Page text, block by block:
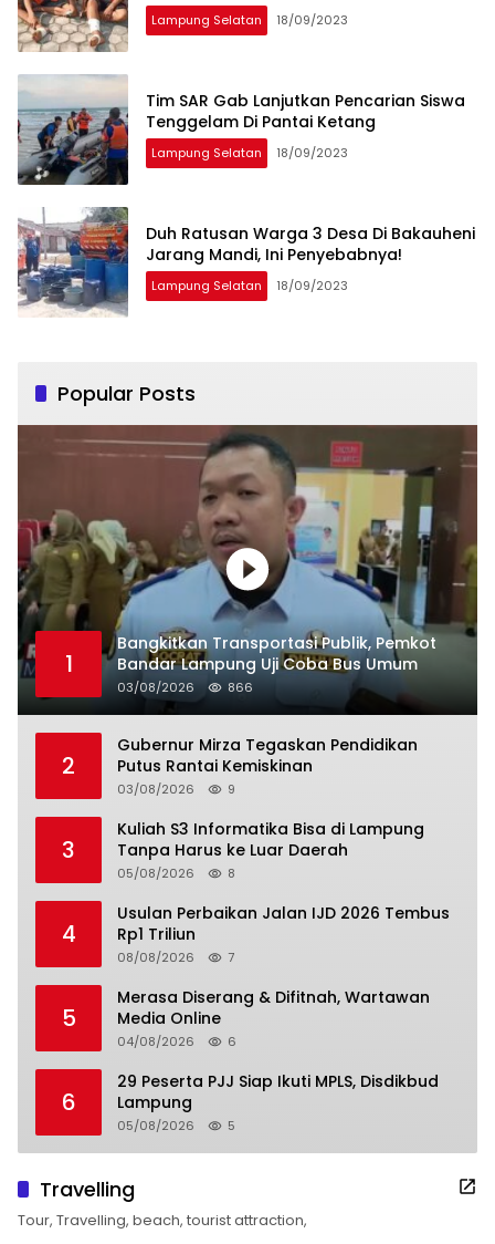
Lampung Selatan 18/09/2023
Tim SAR Gab Lanjutkan Pencarian Siswa
Tenggelam Di Pantai Ketang
Lampung Selatan 18/09/2023
Duh Ratusan Warga 3 Desa Di Bakauheni
Jarang Mandi, Ini Penyebabnya!
Lampung Selatan 18/09/2023
Popular Posts
1
Bangkitkan Transportasi Publik, Pemkot
Bandar Lampung Uji Coba Bus Umum
03/08/2026 866
2
Gubernur Mirza Tegaskan Pendidikan
Putus Rantai Kemiskinan
03/08/2026 9
3
Kuliah S3 Informatika Bisa di Lampung
Tanpa Harus ke Luar Daerah
05/08/2026 8
4
Usulan Perbaikan Jalan IJD 2026 Tembus
Rp1 Triliun
08/08/2026 7
5
Merasa Diserang & Difitnah, Wartawan
Media Online
04/08/2026 6
6
29 Peserta PJJ Siap Ikuti MPLS, Disdikbud
Lampung
05/08/2026 5
Travelling
Tour, Travelling, beach, tourist attraction,